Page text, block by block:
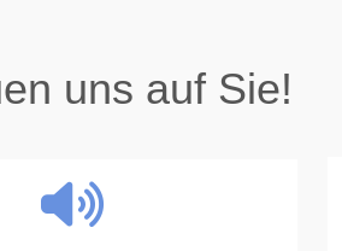
uns auf Sie!